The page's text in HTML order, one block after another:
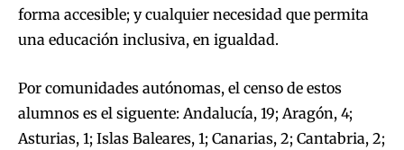
forma accesible; y cualquier necesidad que permita
una educación inclusiva, en igualdad.
Por comunidades autónomas, el censo de estos
alumnos es el siguente: Andalucía, 19; Aragón, 4;
Asturias, 1; Islas Baleares, 1; Canarias, 2; Cantabria, 2;